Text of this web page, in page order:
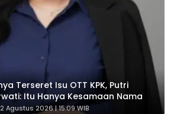
Terseret Isu OTT KPK, Putri
Itu Hanya Kesamaan Nama
Agustus 2026 | 15:09 WIB